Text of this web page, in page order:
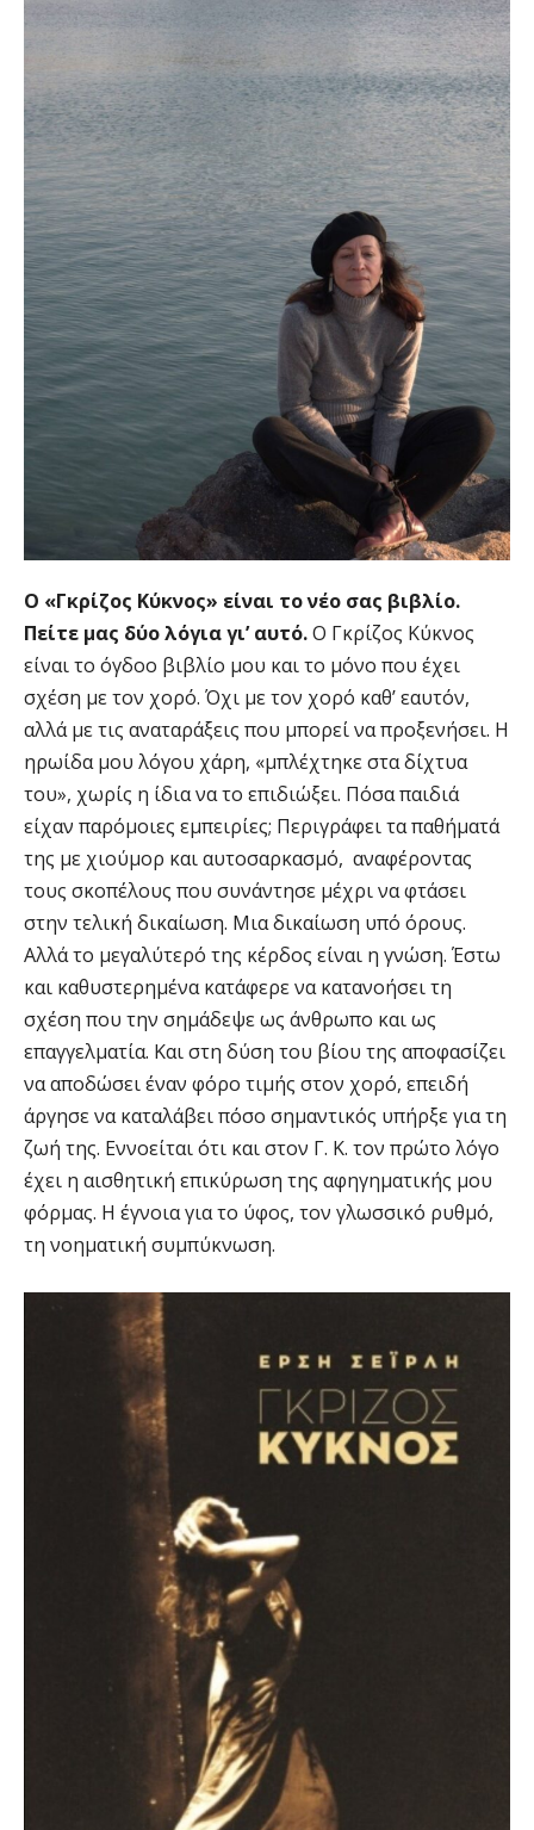
Ο «Γκρίζος Κύκνος» είναι το νέο σας βιβλίο.
Πείτε μας δύο λόγια γι’ αυτό.Ο Γκρίζος Κύκνος
είναι το όγδοο βιβλίο μου και το μόνο που έχει
σχέση με τον χορό. Όχι με τον χορό καθ’ εαυτόν,
αλλά με τις αναταράξεις που μπορεί να προξενήσει. Η
ηρωίδα μου λόγου χάρη, «μπλέχτηκε στα δίχτυα
του», χωρίς η ίδια να το επιδιώξει. Πόσα παιδιά
είχαν παρόμοιες εμπειρίες; Περιγράφει τα παθήματά
της με χιούμορ και αυτοσαρκασμό, αναφέροντας
τους σκοπέλους που συνάντησε μέχρι να φτάσει
στην τελική δικαίωση. Μια δικαίωση υπό όρους.
Αλλά το μεγαλύτερό της κέρδος είναι η γνώση. Έστω
και καθυστερημένα κατάφερε να κατανοήσει τη
σχέση που την σημάδεψε ως άνθρωπο και ως
επαγγελματία. Και στη δύση του βίου της αποφασίζει
να αποδώσει έναν φόρο τιμής στον χορό, επειδή
άργησε να καταλάβει πόσο σημαντικός υπήρξε για τη
ζωή της. Εννοείται ότι και στον Γ. Κ. τον πρώτο λόγο
έχει η αισθητική επικύρωση της αφηγηματικής μου
φόρμας. Η έγνοια για το ύφος, τον γλωσσικό ρυθμό,
τη νοηματική συμπύκνωση.